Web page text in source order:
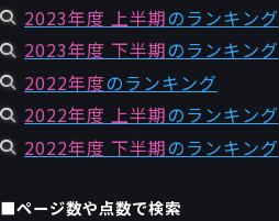
2023年度 上半期のランキング
2023年度 下半期のランキング
2022年度のランキング
2022年度 上半期のランキング
2022年度 下半期のランキング
■ページ数や点数で検索